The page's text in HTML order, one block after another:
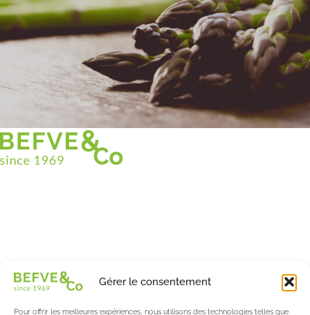
Gérer le consentement
Pour offrir les meilleures expériences, nous utilisons des technologies telles que
À Propos